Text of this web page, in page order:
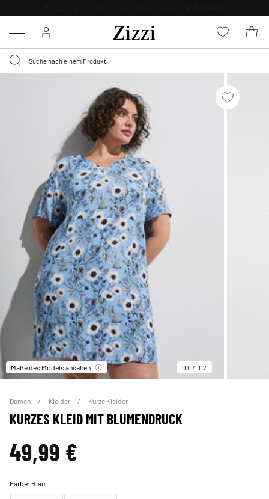
Menu
Maße des Models ansehen 01 07
Damen Kleider Kurze Kleider
KURZES KLEID MIT BLUMENDRUCK
49,99 €
Farbe: Blau